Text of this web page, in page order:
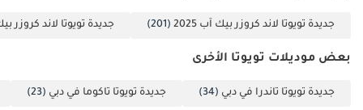
المستعملة، صالات
122، 138، 139، 392، 8.
جديدة تويوتا لاند كروزر بيك آب 2025 (201) جديدة تويوتا لاند كروزر بيك
بعض موديلات تويوتا الأخرى
جديدة تويوتا تاندرا في دبي (34) جديدة تويوتا تاكوما في دبي (23)